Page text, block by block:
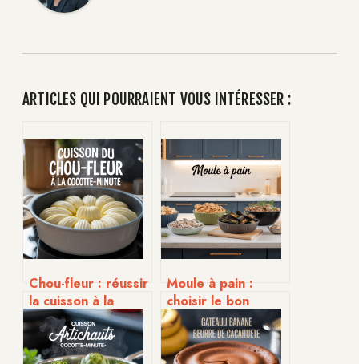
ARTICLES QUI POURRAIENT VOUS INTÉRESSER :
Chou-fleur : réussir
la cuisson à la
cocotte-minute
simplement et sans
stress
Moule à pain :
choisir le bon
ustensile pour
réussir vos pains
maison